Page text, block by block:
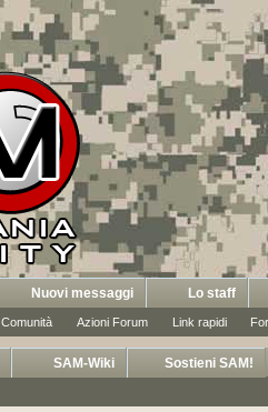
Comunità Azioni Forum Link rapidi
Nuovi messaggi Lo staff
SAM-Wiki Sostieni SAM!